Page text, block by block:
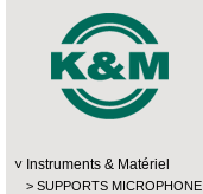
Instruments & Matériel
SUPPORTS MICROPHONE